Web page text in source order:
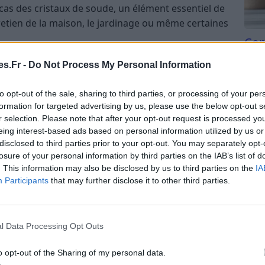
- Do Not Process My Personal Information
opt-out of the sale, sharing to third parties, or processing of your
for targeted advertising by us, please use the below opt-out
selection. Please note that after your opt-out request is processed
interest-based ads based on personal information utilized by us
to third parties prior to your opt-out. You may separately
of your personal information by third parties on the IAB’s list of
This information may also be disclosed by us to third parties on the
Participants that may further disclose it to other third parties.
Data Processing Opt Outs
opt-out of the Sharing of my personal data.
des cristaux de soude, un élément essentiel de
de la maison, le jardinage ou même certaines
soude en raison de leurs noms similaires, les
de sodium. Leur pouvoir alcalin les rend
déloger les taches tenaces et même
dans l’eau et peuvent donc être utilisés
multitude de tâches.
natron, ces cristaux sont un exemple parfait de
pour l’environnement, biodégradables et
en plus prisés pour remplacer les détergents
Tri
du